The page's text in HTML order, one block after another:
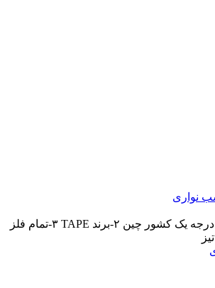
نواری
ویژگی ها: ١-محصول درجه یک کشور چین ۲-برند TAPE ٣-تمام فلز